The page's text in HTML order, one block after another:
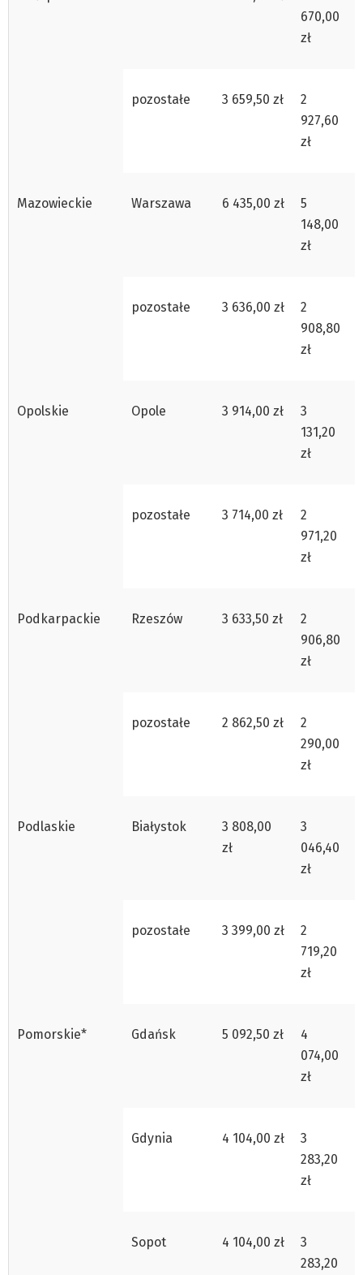
670,00
zł
pozostałe 3 659,50 zł
2
927,60
zł
Mazowieckie Warszawa 6 435,00 zł
5
148,00
zł
pozostałe 3 636,00 zł
2
908,80
zł
Opolskie Opole 3 914,00 zł
3
131,20
zł
pozostałe 3 714,00 zł
2
971,20
zł
Podkarpackie Rzeszów 3 633,50 zł
2
906,80
zł
pozostałe 2 862,50 zł
2
290,00
zł
Podlaskie Białystok
3 808,00
zł
3
046,40
zł
pozostałe 3 399,00 zł
2
719,20
zł
Pomorskie* Gdańsk 5 092,50 zł
4
074,00
zł
Gdynia 4 104,00 zł
3
283,20
zł
Sopot 4 104,00 zł
3
283,20